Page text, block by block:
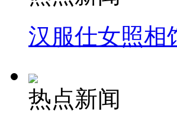
汉服仕女照相
热点新闻